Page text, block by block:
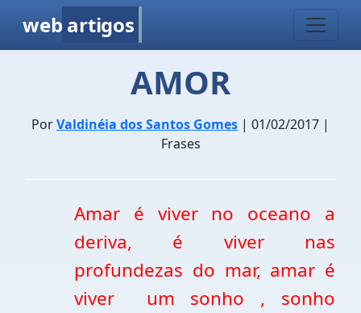
web artigos
AMOR
PorValdinéia dos Santos Gomes | 01/02/2017 |
Frases
Amar é viver no oceano a
deriva, é viver nas
profundezas do mar, amar é
viver um sonho , sonho